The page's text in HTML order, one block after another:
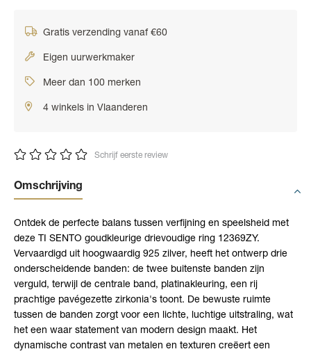
Gratis verzending vanaf €60
Eigen uurwerkmaker
Meer dan 100 merken
4 winkels in Vlaanderen
Schrijf eerste review
Omschrijving
Ontdek de perfecte balans tussen verfijning en speelsheid met
deze TI SENTO goudkleurige drievoudige ring 12369ZY.
Vervaardigd uit hoogwaardig 925 zilver, heeft het ontwerp drie
onderscheidende banden: de twee buitenste banden zijn
verguld, terwijl de centrale band, platinakleuring, een rij
prachtige pavégezette zirkonia's toont. De bewuste ruimte
tussen de banden zorgt voor een lichte, luchtige uitstraling, wat
het een waar statement van modern design maakt. Het
dynamische contrast van metalen en texturen creëert een